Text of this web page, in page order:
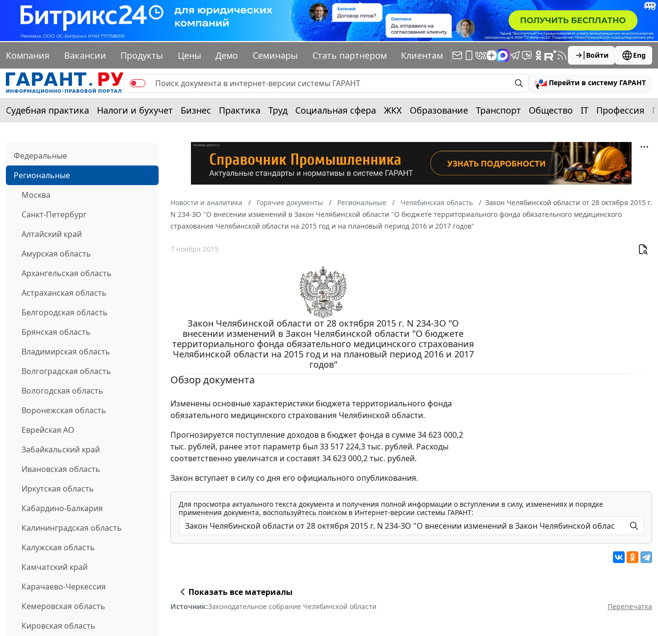
Компания Вакансии Продукты Цены Демо Семинары Стать партнером Клиентам Войти Eng
Перейти в систему ГАРАНТ
Судебная практика Налоги и бухучет Бизнес Практика Труд Социальная сфера ЖКХ Образование Транспорт Общество IT Профессия
Федеральные
Региональные
Москва
Санкт-Петербург
Алтайский край
Амурская область
Архангельская область
Астраханская область
Белгородская область
Брянская область
Владимирская область
Волгоградская область
Вологодская область
Воронежская область
Еврейская АО
Забайкальский край
Ивановская область
Иркутская область
Кабардино-Балкария
Калининградская область
Калужская область
Камчатский край
Карачаево-Черкессия
Кемеровская область
Кировская область
Новости и аналитика Горячие документы Региональные Челябинская область
Закон Челябинской области от 28 октября 2015 г.
N 234-ЗО "О внесении изменений в Закон Челябинской области "О бюджете территориального фонда обязательного медицинского
страхования Челябинской области на 2015 год и на плановый период 2016 и 2017 годов"
7 ноября 2015
Закон Челябинской области от 28 октября 2015 г. N 234-ЗО "О
внесении изменений в Закон Челябинской области "О бюджете
территориального фонда обязательного медицинского страхования
Челябинской области на 2015 год и на плановый период 2016 и 2017
годов"
Обзор документа
Изменены основные характеристики бюджета территориального фонда
обязательного медицинского страхования Челябинской области.
Прогнозируется поступление доходов в бюджет фонда в сумме 34 623 000,2
тыс. рублей, ранее этот параметр был 33 517 224,3 тыс. рублей. Расходы
соответственно увеличатся и составят 34 623 000,2 тыс. рублей.
Закон вступает в силу со дня его официального опубликования.
Для просмотра актуального текста документа и получения полной информации о вступлении в силу, изменениях и порядке
применения документа, воспользуйтесь поиском в Интернет-версии системы ГАРАНТ:
Показать все материалы
Источник:Законодательное собрание Челябинской области Перепечатка